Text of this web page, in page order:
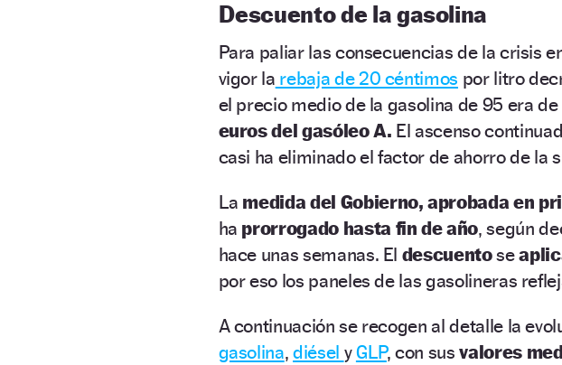
Descuento de la gasolina
Para paliar las consecuencias de la crisis
vigor la rebaja de 20 céntimos por litro
el precio medio de la gasolina de 95 era de
euros del gasóleo A. El ascenso
casi ha eliminado el factor de ahorro de la
La medida del Gobierno, aprobada en
ha prorrogado hasta fin de año, según
hace unas semanas. El descuentose
por eso los paneles de las gasolineras
A continuación se recogen al detalle la
gasolina,diésel yGLP, con susvalores